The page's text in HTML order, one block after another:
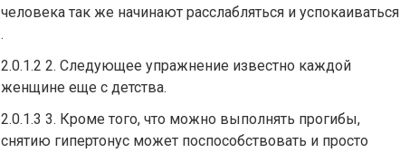
человека так же начинают расслабляться и успокаиваться
.
2.0.1.2 2. Следующее упражнение известно каждой
женщине еще с детства.
2.0.1.3 3. Кроме того, что можно выполнять прогибы,
снятию гипертонус может поспособствовать и просто